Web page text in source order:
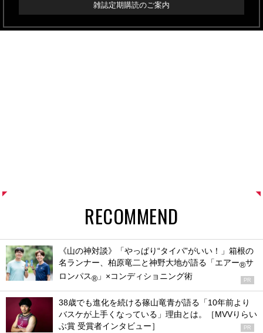
雑誌定期購読のご案内
RECOMMEND
《山の神対談》「やっぱり“タイパ”がいい！」箱根の
名ランナー、柏原竜二と神野大地が語る「エアー®サ
ロンパス® 」×コンディショニング術 PR
38歳でも進化を続ける篠山竜青が語る「10年前より
バスケが上手くなっている」理由とは。［MVVりらい
ぶ賞 受賞者インタビュー］
PR